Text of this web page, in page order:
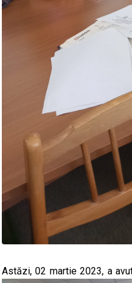
Astăzi, 02 martie 2023, a